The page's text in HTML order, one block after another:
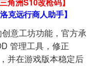
三角洲S10改枪码】
洛克远行商人助手】
意工坊功能，官方承
管理工具，修正
并在游戏版本稳定后